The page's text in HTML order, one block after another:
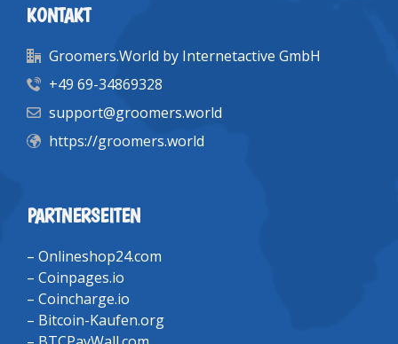
KONTAKT
Groomers.World by Internetactive GmbH
+49 69-34869328
support@groomers.world
https://groomers.world
PARTNERSEITEN
– Onlineshop24.com
– Coinpages.io
– Coincharge.io
– Bitcoin-Kaufen.org